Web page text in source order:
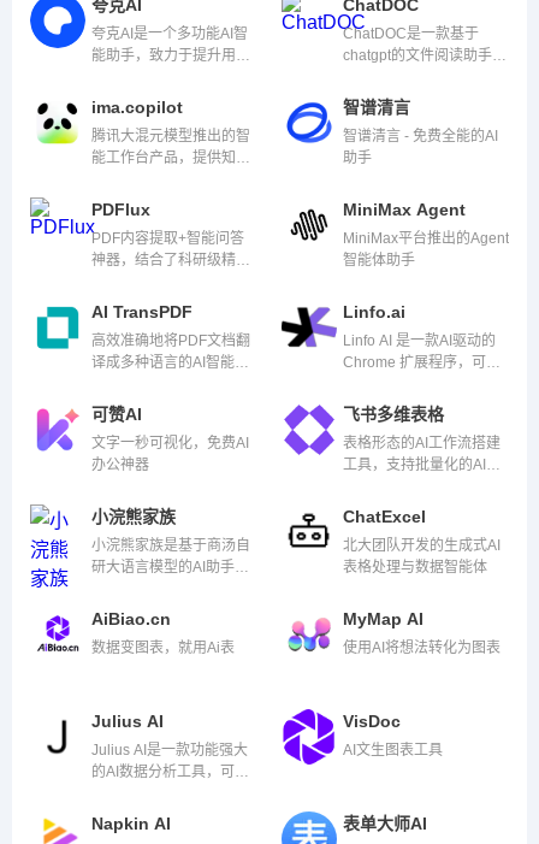
夸克AI
夸克AI是一个多功能AI智
能助手，致力于提升用户
率。
ChatDOC
ChatDOC是一款基于
chatgpt的文件阅读助手，
位和总结信息
ima.copilot
腾讯大混元模型推出的智
能工作台产品，提供知识
作等功能
智谱清言
智谱清言 - 免费全能的AI
助手
PDFlux
PDF内容提取+智能问答
神器，结合了科研级精准
力，以及ChatGPT的智能
MiniMax Agent
MiniMax平台推出的Agent
智能体助手
AI TransPDF
高效准确地将PDF文档翻
译成多种语言的AI智能
Linfo.ai
Linfo AI 是一款AI驱动的
Chrome 扩展程序，可以
YouTube 视频和 PDF 文
档转换为结构化摘要。
可赞AI
文字一秒可视化，免费AI
办公神器
飞书多维表格
表格形态的AI工作流搭建
工具，支持批量化的AI创
DeepSeek R1满血版
小浣熊家族
小浣熊家族是基于商汤自
研大语言模型的AI助手，
办公小浣熊AI助手两大功
ChatExcel
北大团队开发的生成式AI
表格处理与数据智能体
AiBiao.cn
数据变图表，就用Ai表
MyMap AI
使用AI将想法转化为图表
Julius AI
Julius AI是一款功能强大
的AI数据分析工具，可以
据。
VisDoc
AI文生图表工具
Napkin AI 表单大师AI